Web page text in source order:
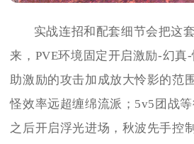
实战连招和配套细节会把这
来，PVE环境固定开启激励‑幻真
助激励的攻击加成放大怜影的范
怪效率远超缠绵流派；5v5团战
之后开启浮光进场，秋波先手控